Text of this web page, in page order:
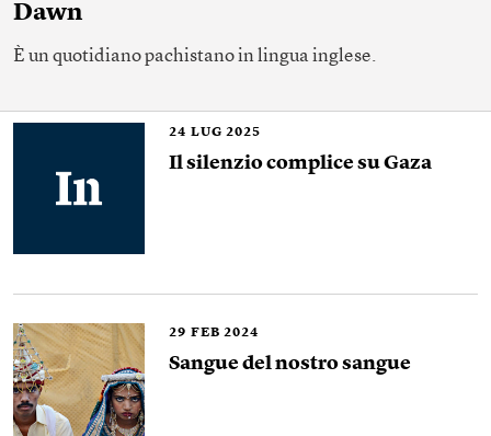
Dawn
È un quotidiano pachistano in lingua inglese.
24 LUG 2025
Il silenzio complice su Gaza
29 FEB 2024
Sangue del nostro sangue